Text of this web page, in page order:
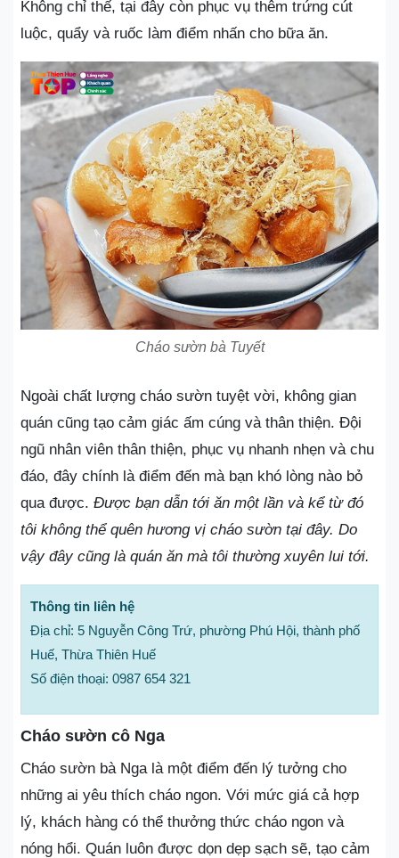
Không chỉ thế, tại đây còn phục vụ thêm trứng cút
luộc, quẩy và ruốc làm điểm nhấn cho bữa ăn.
Cháo sườn bà Tuyết
Ngoài chất lượng cháo sườn tuyệt vời, không gian
quán cũng tạo cảm giác ấm cúng và thân thiện. Đội
ngũ nhân viên thân thiện, phục vụ nhanh nhẹn và chu
đáo, đây chính là điểm đến mà bạn khó lòng nào bỏ
qua được. Được bạn dẫn tới ăn một lần và kể từ đó
tôi không thể quên hương vị cháo sườn tại đây. Do
vậy đây cũng là quán ăn mà tôi thường xuyên lui tới.
Thông tin liên hệ
Địa chỉ: 5 Nguyễn Công Trứ, phường Phú Hội, thành phố
Huế, Thừa Thiên Huế
Số điện thoại: 0987 654 321
Cháo sườn cô Nga
Cháo sườn bà Nga là một điểm đến lý tưởng cho
những ai yêu thích cháo ngon. Với mức giá cả hợp
lý, khách hàng có thể thưởng thức cháo ngon và
nóng hổi. Quán luôn được dọn dẹp sạch sẽ, tạo cảm